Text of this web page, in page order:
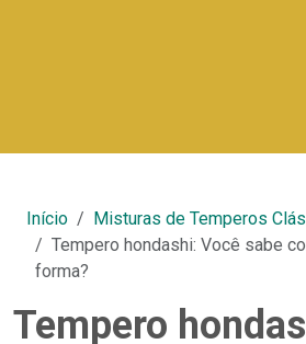
Início
Misturas de Temperos
Tempero hondashi: Você sabe
forma?
Tempero